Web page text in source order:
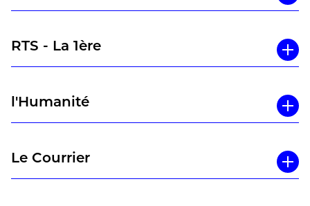
RTS - La 1ère
l'Humanité
Le Courrier